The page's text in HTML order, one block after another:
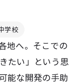
学校
地へ。そこでの
たい」という思
能な開発の手助